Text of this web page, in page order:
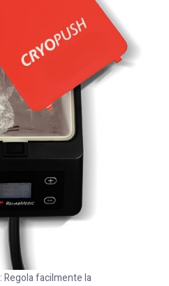
: Regola facilmente la